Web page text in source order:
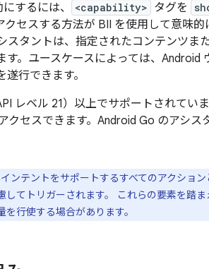
するには、
<capability> タグを
クセスする方法が BII を使用して意味
スタントは、指定されたコンテンツま
。ユースケースによっては、Android
行できます。
レベル 21）以上でサポートされてい
クセスできます。Android Go のアシ
ンテントをサポートするすべてのアクショ
してトリガーされます。 これらの要素を踏
行使する場合があります。